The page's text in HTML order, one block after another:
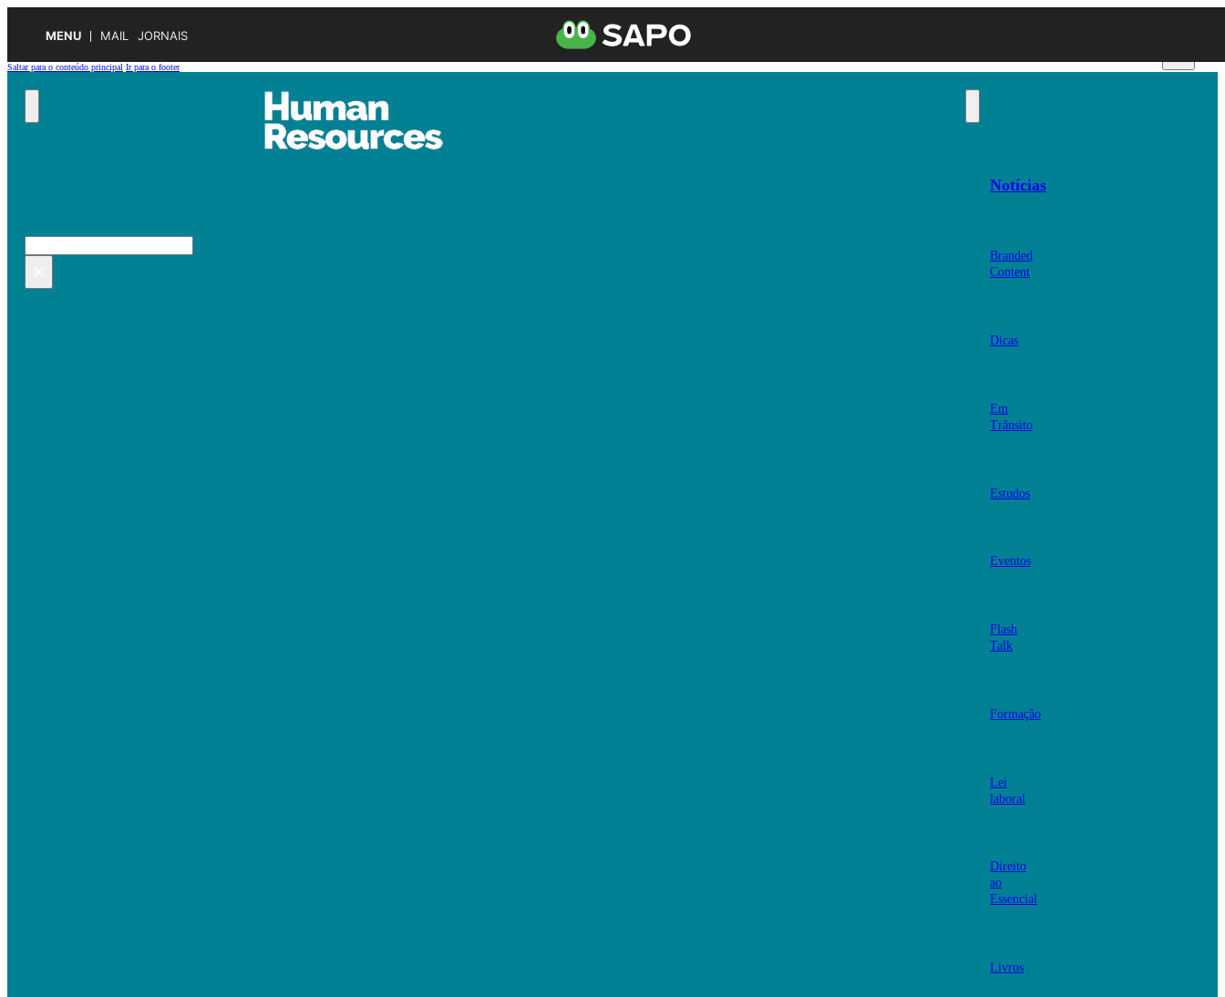
MENU MAIL JORNAIS
Saltar para o conteúdo principal Ir para o footer
Pesquisar
Notícias
Branded
Content
Dicas
Em
Trânsito
Estudos
Eventos
Flash
Talk
Formação
Lei
laboral
Direito
ao
Essencial
Livros